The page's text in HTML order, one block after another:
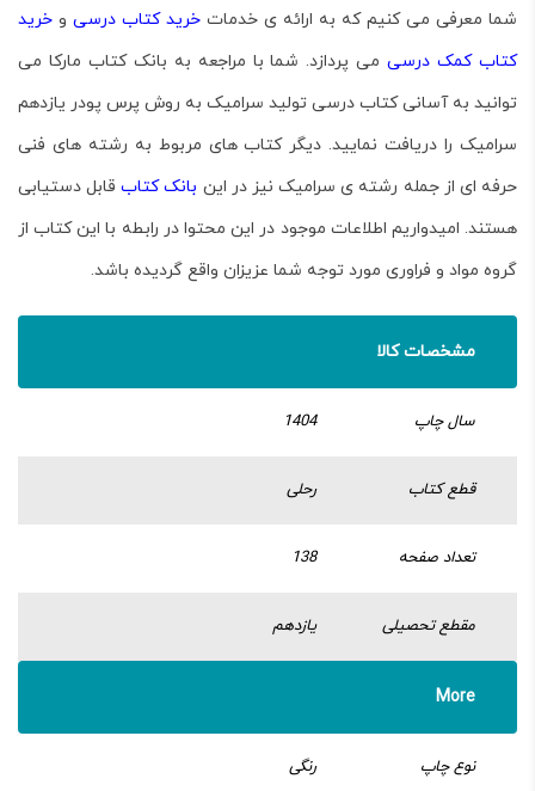
شما معرفی می کنیم که به ارائه ی خدمات خرید کتاب درسی و خرید
کتاب کمک درسیمی پردازد. شما با مراجعه به بانک کتاب مارکا می
توانید به آسانی کتاب درسی تولید سرامیک به روش پرس پودر یازدهم
سرامیک را دریافت نمایید. دیگر کتاب های مربوط به رشته های فنی
حرفه ای از جمله رشته ی سرامیک نیز در این بانک کتابقابل دستیابی
هستند. امیدواریم اطلاعات موجود در این محتوا در رابطه با این کتاب از
گروه مواد و فراوری مورد توجه شما عزیزان واقع گردیده باشد.
مشخصات کالا
سال چاپ 1404
قطع کتاب رحلی
تعداد صفحه 138
مقطع تحصیلی یازدهم
More
نوع چاپ رنگی